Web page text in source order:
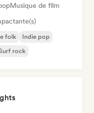
Musique de film
folk
Indie pop
rock